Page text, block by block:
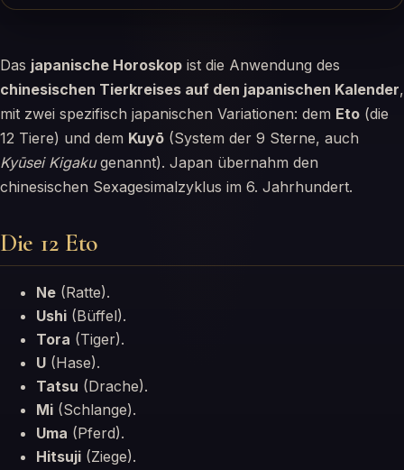
Das japanische Horoskop ist die Anwendung des
chinesischen Tierkreises auf den japanischen Kalender,
mit zwei spezifisch japanischen Variationen: dem Eto (die
12 Tiere) und dem Kuyō (System der 9 Sterne, auch
Kyūsei Kigakugenannt). Japan übernahm den
chinesischen Sexagesimalzyklus im 6. Jahrhundert.
Die 12 Eto
Ne (Ratte).
Ushi (Büffel).
Tora (Tiger).
U (Hase).
Tatsu (Drache).
Mi (Schlange).
Uma (Pferd).
Hitsuji (Ziege).